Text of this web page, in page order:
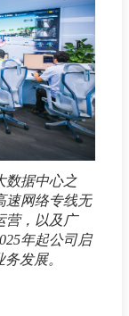
数据中心之
速网络专线无
营，以及广
年起公司启
发展。